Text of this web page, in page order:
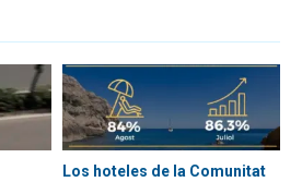
Los hoteles de la Comunitat